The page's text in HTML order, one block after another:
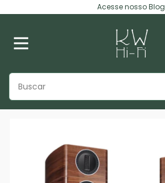
Acesse nosso Blog